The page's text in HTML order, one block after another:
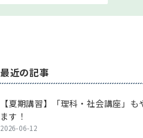
最近の記事
【夏期講習】「理科・社会講座」も
ます！
2026-06-12